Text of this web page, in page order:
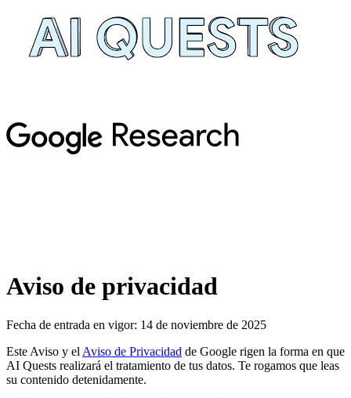
Aviso de privacidad
Fecha de entrada en vigor: 14 de noviembre de 2025
Este Aviso y el Aviso de Privacidad de Google rigen la forma en que
AI Quests realizará el tratamiento de tus datos. Te rogamos que leas
su contenido detenidamente.